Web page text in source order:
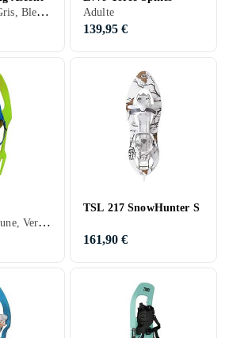
Adulte, Noir, Gris, Bleu, Rouge, Jaune
Adulte
139,95 €
Junior, Gris, Jaune, Vert, Rose
TSL 217 SnowHunter S
161,90 €